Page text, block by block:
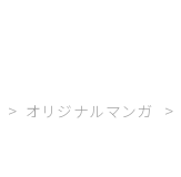
オリジナルマンガ